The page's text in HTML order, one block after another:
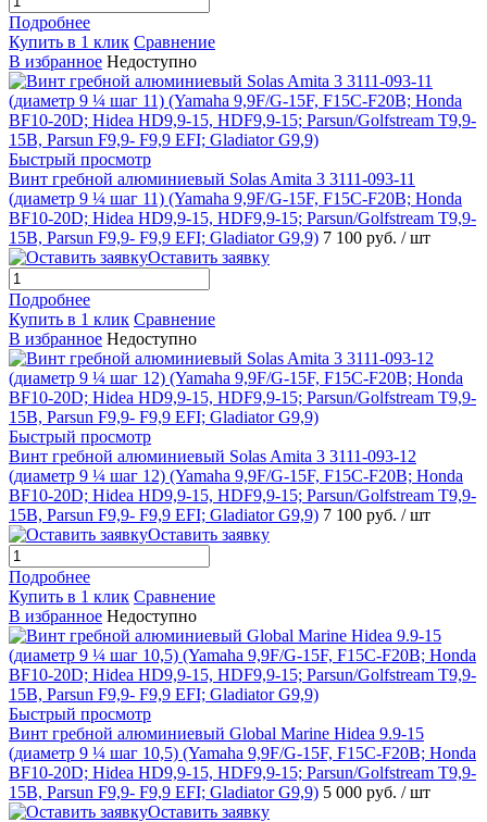
Подробнее
Купить в 1 клик Сравнение
В избранное Недоступно
Быстрый просмотр
Винт гребной алюминиевый Solas Amita 3 3111-093-11
(диаметр 9 ¼ шаг 11) (Yamaha 9,9F/G-15F, F15C-F20B; Honda
BF10-20D; Hidea HD9,9-15, HDF9,9-15; Parsun/Golfstream T9,9-
15B, Parsun F9,9- F9,9 EFI; Gladiator G9,9) 7 100 руб. / шт
Оставить заявку
Подробнее
Купить в 1 клик Сравнение
В избранное Недоступно
Быстрый просмотр
Винт гребной алюминиевый Solas Amita 3 3111-093-12
(диаметр 9 ¼ шаг 12) (Yamaha 9,9F/G-15F, F15C-F20B; Honda
BF10-20D; Hidea HD9,9-15, HDF9,9-15; Parsun/Golfstream T9,9-
15B, Parsun F9,9- F9,9 EFI; Gladiator G9,9) 7 100 руб. / шт
Оставить заявку
Подробнее
Купить в 1 клик Сравнение
В избранное Недоступно
Быстрый просмотр
Винт гребной алюминиевый Global Marine Hidea 9.9-15
(диаметр 9 ¼ шаг 10,5) (Yamaha 9,9F/G-15F, F15C-F20B; Honda
BF10-20D; Hidea HD9,9-15, HDF9,9-15; Parsun/Golfstream T9,9-
15B, Parsun F9,9- F9,9 EFI; Gladiator G9,9) 5 000 руб. / шт
Оставить заявку